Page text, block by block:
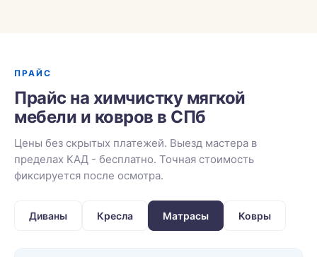
ПРАЙС
Прайс на химчистку мягкой
мебели и ковров в СПб
Цены без скрытых платежей. Выезд мастера в
пределах КАД - бесплатно. Точная стоимость
фиксируется после осмотра.
Диваны Кресла Матрасы Ковры